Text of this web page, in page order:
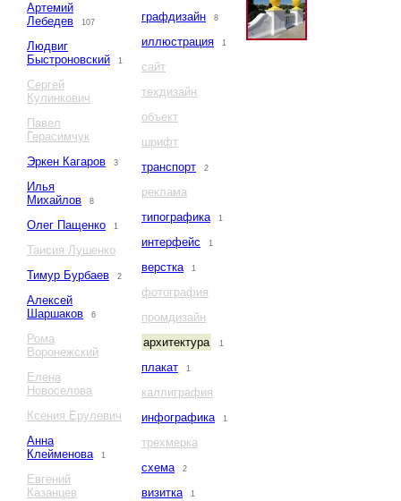
Артемий
Лебедев
107
Людвиг
Быстроновский
1
Сергей
Кулинкович
Павел
Герасимчук
Эркен Кагаров
3
Илья
Михайлов
8
Олег Пащенко 1
Таисия Лушенко
Тимур Бурбаев
2
Алексей
Шаршаков
6
Рома
Воронежский
Елена
Новоселова
Ксения Ерулевич
Анна
Клейменова
1
Евгений
Казанцев
графдизайн 8
иллюстрация 1
сайт
техдизайн
объект
шрифт
транспорт
2
реклама
типографика
1
интерфейс 1
верстка 1
фотография
промдизайн
архитектура
1
плакат 1
каллиграфия
инфографика
1
трехмерка
схема
2
визитка 1